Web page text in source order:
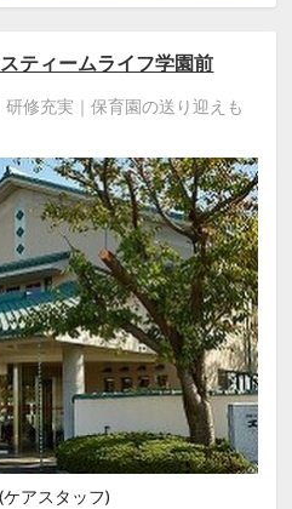
ティームライフ学園前
修充実｜保育園の送り迎えも
アスタッフ)